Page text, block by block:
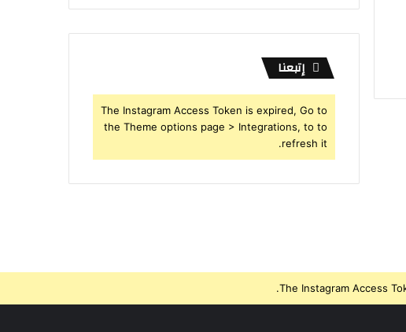
إتبعنا
The Instagram Access Token is expired, Go to
the Theme options page > Integrations, to to
refresh it.
The Instagram Access